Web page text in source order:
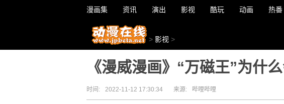
漫画集 资讯 演出 影视 酷玩 动画 热番
> 影视 >
《漫威漫画》“万磁王”为什么
时间: 2022-11-12 17:30:34 来源: 哔哩哔哩